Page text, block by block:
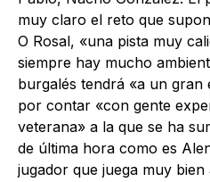
muy claro el reto que
O Rosal, «una pista muy
siempre hay mucho
burgalés tendrá «a un gran
por contar «con gente
veterana» a la que se ha
de última hora como es
jugador que juega muy bien